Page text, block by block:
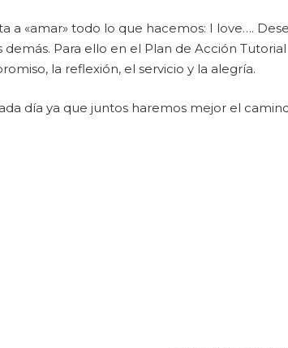
a «amar» todo lo que hacemos: I love….
demás. Para ello en el Plan de Acción
la reflexión, el servicio y la alegría.
día ya que juntos haremos mejor el